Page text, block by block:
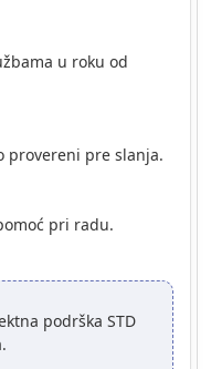
u roku od
provereni pre slanja.
pri radu.
podrška STD